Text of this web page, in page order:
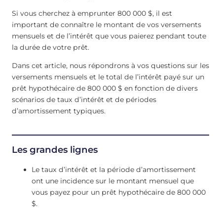
Si vous cherchez à emprunter 800 000 $, il est
important de connaître le montant de vos versements
mensuels et de l’intérêt que vous paierez pendant toute
la durée de votre prêt.
Dans cet article, nous répondrons à vos questions sur les
versements mensuels et le total de l’intérêt payé sur un
prêt hypothécaire de 800 000 $ en fonction de divers
scénarios de taux d’intérêt et de périodes
d’amortissement typiques.
Les grandes lignes
Le taux d’intérêt et la période d’amortissement
ont une incidence sur le montant mensuel que
vous payez pour un prêt hypothécaire de 800 000
$.